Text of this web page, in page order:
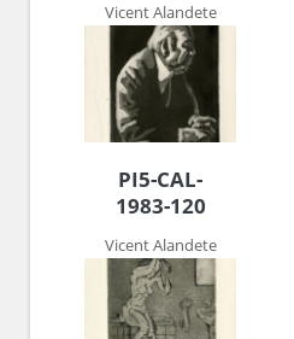
Vicent Alandete
PI5-CAL-
1983-120
Vicent Alandete